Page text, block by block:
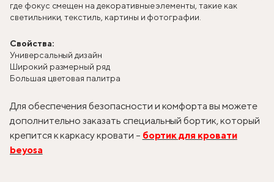
где фокус смещен на декоративные элементы, такие как
светильники, текстиль, картины и фотографии.
Свойства:
Универсальный дизайн
Широкий размерный ряд
Большая цветовая палитра
Для обеспечения безопасности и комфорта вы можете
дополнительно заказать специальный бортик, который
крепится к каркасу кровати – бортик для кровати
beyosa